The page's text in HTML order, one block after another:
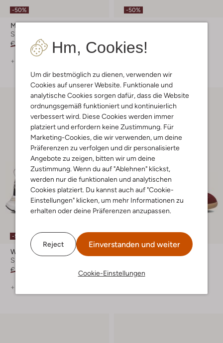
Hm, Cookies!
Um dir bestmöglich zu dienen, verwenden wir
Cookies auf unserer Website. Funktionale und
analytische Cookies sorgen dafür, dass die Website
ordnungsgemäß funktioniert und kontinuierlich
verbessert wird. Diese Cookies werden immer
platziert und erfordern keine Zustimmung. Für
Marketing-Cookies, die wir verwenden, um deine
Präferenzen zu verfolgen und dir personalisierte
Angebote zu zeigen, bitten wir um deine
Zustimmung. Wenn du auf "Ablehnen" klickst,
werden nur die funktionalen und analytischen
Cookies platziert. Du kannst auch auf "Cookie-
Einstellungen" klicken, um mehr Informationen zu
erhalten oder deine Präferenzen anzupassen.
Reject Einverstanden und weiter
Cookie-Einstellungen
-50%
Mrp
Sneaker Low
€ 139,99 € 69,99
+ mehr farben
-50%
€ 149,99
-50%
Wysh
Sneaker Low
€ 79,99
+ mehr farben
€ 139,99